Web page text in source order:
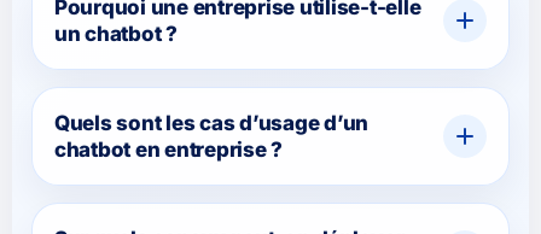
Pourquoi une entreprise utilise-t-elle
un chatbot ?
Quels sont les cas d’usage d’un
chatbot en entreprise ?